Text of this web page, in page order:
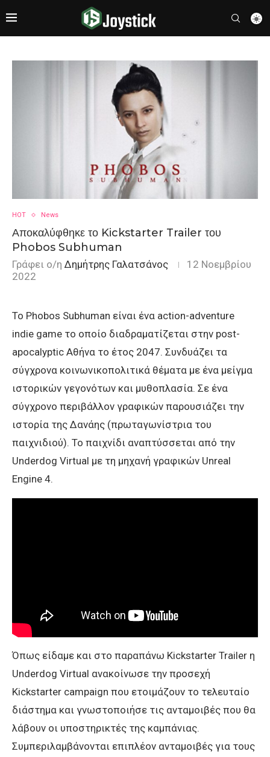
HOT News
Αποκαλύφθηκε το Kickstarter Trailer του
Phobos Subhuman
Γράφει ο/η Δημήτρης Γαλατσάνος
12 Νοεμβρίου
2022
Το Phobos Subhuman είναι ένα action-adventure
indie game το οποίο διαδραματίζεται στην post-
apocalyptic Αθήνα το έτος 2047. Συνδυάζει τα
σύγχρονα κοινωνικοπολιτικά θέματα με ένα μείγμα
ιστορικών γεγονότων και μυθοπλασία. Σε ένα
σύγχρονο περιβάλλον γραφικών παρουσιάζει την
ιστορία της Δανάης (πρωταγωνίστρια του
παιχνιδιού). Το παιχνίδι αναπτύσσεται από την
Underdog Virtual με τη μηχανή γραφικών Unreal
Engine 4.
Όπως είδαμε και στο παραπάνω Kickstarter Trailer η
Underdog Virtual ανακοίνωσε την προσεχή
Kickstarter campaign που ετοιμάζουν το τελευταίο
διάστημα και γνωστοποιήσε τις ανταμοιβές που θα
λάβουν οι υποστηρικτές της καμπάνιας.
Συμπεριλαμβάνονται επιπλέον ανταμοιβές για τους